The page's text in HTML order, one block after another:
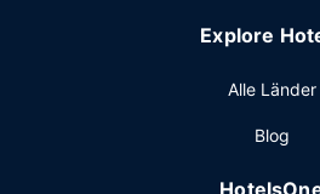
Küche. Alternativ gibt es eine
täglich von 07:00 Uhr bis 12:00
Explore
Alle Länder
Blog